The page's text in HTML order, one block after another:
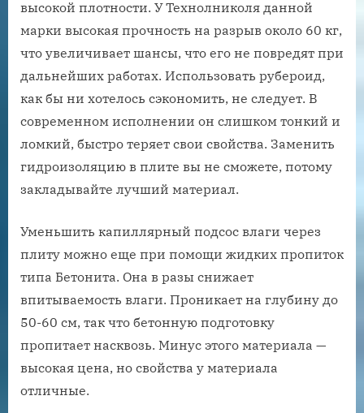
высокой плотности. У Технолниколя данной
марки высокая прочность на разрыв около 60 кг,
что увеличивает шансы, что его не повредят при
дальнейших работах. Использовать рубероид,
как бы ни хотелось сэкономить, не следует. В
современном исполнении он слишком тонкий и
ломкий, быстро теряет свои свойства. Заменить
гидроизоляцию в плите вы не сможете, потому
закладывайте лучший материал.
Уменьшить капиллярный подсос влаги через
плиту можно еще при помощи жидких пропиток
типа Бетонита. Она в разы снижает
впитываемость влаги. Проникает на глубину до
50-60 см, так что бетонную подготовку
пропитает насквозь. Минус этого материала —
высокая цена, но свойства у материала
отличные.